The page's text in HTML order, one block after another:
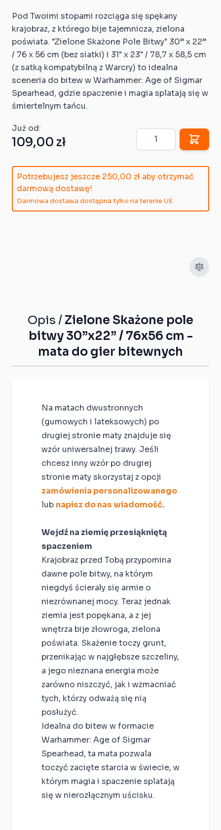
Pod Twoimi stopami rozciąga się spękany
krajobraz, z którego bije tajemnicza, zielona
poświata. "Zielone Skażone Pole Bitwy" 30” x 22”
/ 76 x 56 cm (bez siatki) i 31" x 23" / 78,7 x 58,5 cm
(z satką kompatybilną z Warcry) to idealna
sceneria do bitew wWarhammer: Age of Sigmar
Spearhead, gdzie spaczenie i magia splatają się w
śmiertelnym tańcu.
Już od:
109,00 zł
Ilość
Potrzebujesz jeszcze 250,00 zł aby otrzymać
darmową dostawę!
Darmowa dostawa dostępna tylko na terenie UE
Opis / Zielone Skażone pole
bitwy 30”x22” / 76x56 cm -
mata do gier bitewnych
Na matach dwustronnych
(gumowych i lateksowych) po
drugiej stronie maty znajduje się
wzór uniwersalnej trawy. Jeśli
chcesz inny wzór po drugiej
stronie maty skorzystaj z opcji
zamówienia personalizowanego
lub napisz do nas wiadomość.
Wejdź na ziemię przesiąkniętą
spaczeniem
Krajobraz przed Tobą przypomina
dawne pole bitwy, na którym
niegdyś ścierały się armie o
niezrównanej mocy. Teraz jednak
ziemia jest popękana, a z jej
wnętrza bije złowroga, zielona
poświata. Skażenie toczy grunt,
przenikając w najgłębsze szczeliny,
a jego nieznana energia może
zarówno niszczyć, jak i wzmacniać
tych, którzy odważą się nią
posłużyć.
Idealna do bitew w formacie
Warhammer: Age of Sigmar
Spearhead, ta mata pozwala
toczyć zacięte starcia w świecie, w
którym magia i spaczenie splatają
się w nierozłącznym uścisku.